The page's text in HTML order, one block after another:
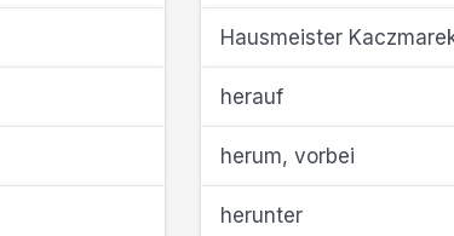
Hausmeister
herauf
herum, vorbei
herunter